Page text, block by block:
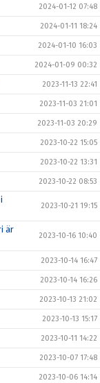
2024-01-12 07:48
2024-01-11 18:24
2024-01-10 16:03
2024-01-09 00:32
2023-11-13 22:41
2023-11-03 21:01
2023-11-03 20:29
2023-10-22 15:05
2023-10-22 13:31
2023-10-22 08:53
2023-10-21 19:15
är
2023-10-16 10:40
2023-10-14 16:47
2023-10-14 16:26
2023-10-13 21:02
2023-10-13 15:17
2023-10-11 14:22
2023-10-07 17:48
2023-10-06 14:14